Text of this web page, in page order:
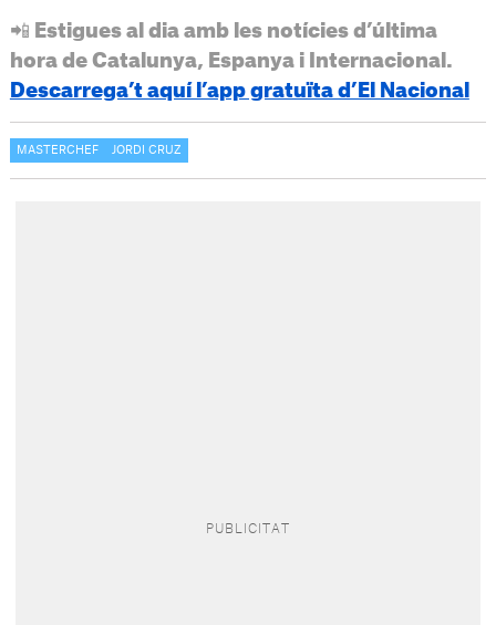
📲 Estigues al dia amb les notícies d’última
hora de Catalunya, Espanya i Internacional.
Descarrega’t aquí l’app gratuïta d’El Nacional
MASTERCHEF JORDI CRUZ